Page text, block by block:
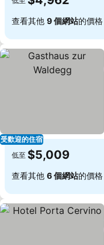
查看其他 9 個網站的價格
受歡迎的住宿
低至 $5,009
查看其他 6 個網站的價格